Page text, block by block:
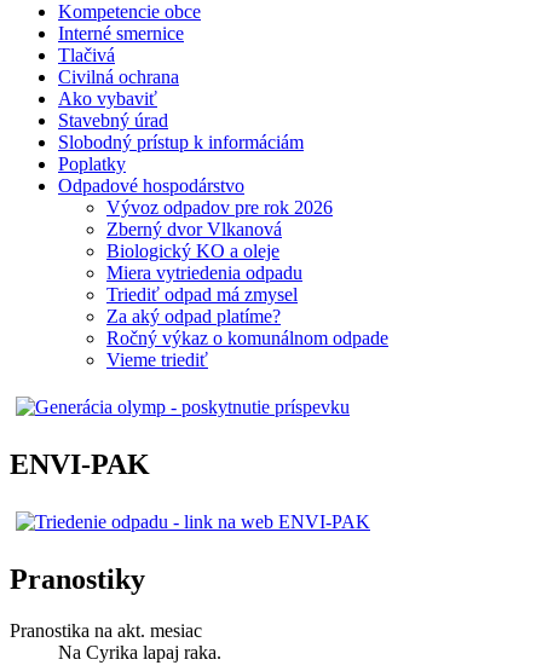
Kompetencie obce
Interné smernice
Tlačivá
Civilná ochrana
Ako vybaviť
Stavebný úrad
Slobodný prístup k informáciám
Poplatky
Odpadové hospodárstvo
Vývoz odpadov pre rok 2026
Zberný dvor Vlkanová
Biologický KO a oleje
Miera vytriedenia odpadu
Triediť odpad má zmysel
Za aký odpad platíme?
Ročný výkaz o komunálnom odpade
Vieme triediť
ENVI-PAK
Pranostiky
Pranostika na akt. mesiac
Na Cyrika lapaj raka.